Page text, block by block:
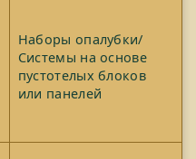
Наборы опалубки/
Системы на основе
пустотелых блоков
или панелей